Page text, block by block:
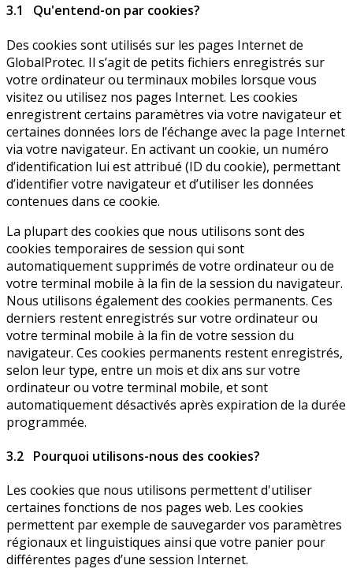
3.1 Qu'entend-on par cookies?
Des cookies sont utilisés sur les pages Internet de
GlobalProtec. Il s’agit de petits fichiers enregistrés sur
votre ordinateur ou terminaux mobiles lorsque vous
visitez ou utilisez nos pages Internet. Les cookies
enregistrent certains paramètres via votre navigateur et
certaines données lors de l’échange avec la page Internet
via votre navigateur. En activant un cookie, un numéro
d’identification lui est attribué (ID du cookie), permettant
d’identifier votre navigateur et d’utiliser les données
contenues dans ce cookie.
La plupart des cookies que nous utilisons sont des
cookies temporaires de session qui sont
automatiquement supprimés de votre ordinateur ou de
votre terminal mobile à la fin de la session du navigateur.
Nous utilisons également des cookies permanents. Ces
derniers restent enregistrés sur votre ordinateur ou
votre terminal mobile à la fin de votre session du
navigateur. Ces cookies permanents restent enregistrés,
selon leur type, entre un mois et dix ans sur votre
ordinateur ou votre terminal mobile, et sont
automatiquement désactivés après expiration de la durée
programmée.
3.2 Pourquoi utilisons-nous des cookies?
Les cookies que nous utilisons permettent d'utiliser
certaines fonctions de nos pages web. Les cookies
permettent par exemple de sauvegarder vos paramètres
régionaux et linguistiques ainsi que votre panier pour
différentes pages d’une session Internet.